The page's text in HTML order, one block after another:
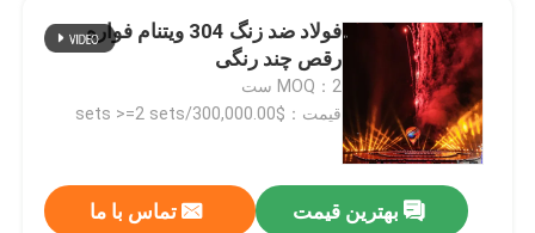
فولاد ضد زنگ 304 ویتنام فواره
رقص چند رنگی
MOQ：2 ست
قیمت：$300,000.00/sets >=2 sets
بهترین قیمت تماس با ما